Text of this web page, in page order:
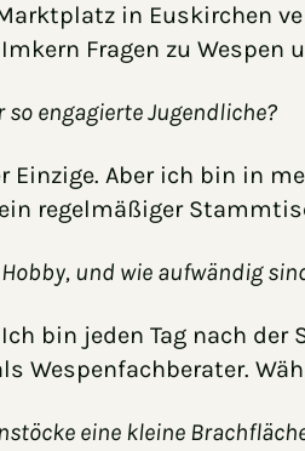
in Euskirchen
Fragen zu
engagierte Jugendliche?
Aber ich bin in
regelmäßiger
und wie aufwändig
bin jeden Tag nach
Wespenfachberater.
eine kleine